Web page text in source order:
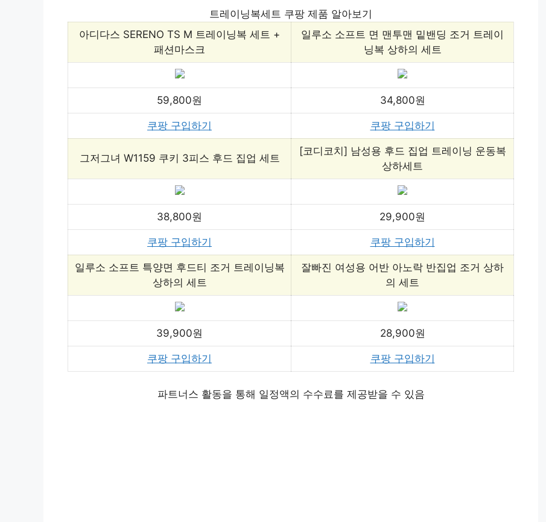
트레이닝복세트 쿠팡 제품 알아보기
아디다스 SERENO TS M 트레이닝복 세트 +
패션마스크
일루소 소프트 면 맨투맨 밑밴딩 조거 트레이
닝복 상하의 세트
59,800원 34,800원
쿠팡 구입하기 쿠팡 구입하기
그저그녀 W1159 쿠키 3피스 후드 집업 세트
[코디코치] 남성용 후드 집업 트레이닝 운동복
상하세트
38,800원 29,900원
쿠팡 구입하기 쿠팡 구입하기
일루소 소프트 특양면 후드티 조거 트레이닝복
상하의 세트
잘빠진 여성용 어반 아노락 반집업 조거 상하
의 세트
39,900원 28,900원
쿠팡 구입하기 쿠팡 구입하기
파트너스 활동을 통해 일정액의 수수료를 제공받을 수 있음